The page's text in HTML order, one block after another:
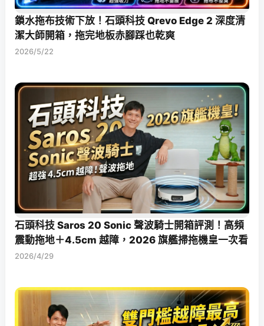
鎖水拖布技術下放！石頭科技 Qrevo Edge 2 深度清
潔大師開箱，拖完地板赤腳踩也乾爽
2026/5/22
石頭科技 Saros 20 Sonic 聲波騎士開箱評測！高頻
震動拖地＋4.5cm 越障，2026 旗艦掃拖機皇一次看
2026/4/29